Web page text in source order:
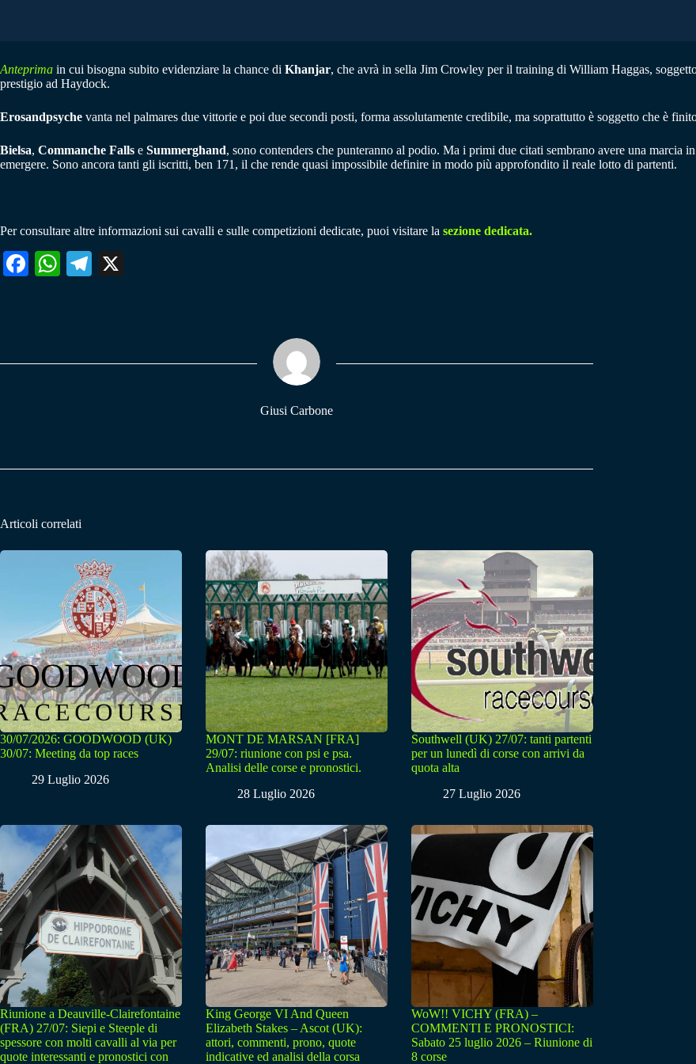
Anteprima in cui bisogna subito evidenziare la chance di Khanjar, che avrà in sella Jim Crowley per il training di William Haggas,
prestigio ad Haydock.
Erosandpsyche vanta nel palmares due vittorie e poi due secondi posti, forma assolutamente credibile, ma soprattutto è soggetto che è
Bielsa, Commanche Falls e Summerghand, sono contenders che punteranno al podio. Ma i primi due citati sembrano avere una marcia
emergere. Sono ancora tanti gli iscritti, ben 171, il che rende quasi impossibile definire in modo più approfondito il reale lotto di partenti.
Per consultare altre informazioni sui cavalli e sulle competizioni dedicate, puoi visitare la sezione dedicata.
Fa W
pp
Te
m
Giusi Carbone
Articoli correlati
30/07/2026: GOODWOOD (UK)
30/07: Meeting da top races
29 Luglio 2026
MONT DE MARSAN [FRA]
29/07: riunione con psi e psa.
Analisi delle corse e pronostici.
28 Luglio 2026
Southwell (UK) 27/07: tanti partenti
per un lunedì di corse con arrivi da
quota alta
27 Luglio 2026
Riunione a Deauville-Clairefontaine
(FRA) 27/07: Siepi e Steeple di
spessore con molti cavalli al via per
quote interessanti e pronostici con
King George VI And Queen
Elizabeth Stakes – Ascot (UK):
attori, commenti, prono, quote
indicative ed analisi della corsa
WoW!! VICHY (FRA) –
COMMENTI E PRONOSTICI:
Sabato 25 luglio 2026 – Riunione di
8 corse